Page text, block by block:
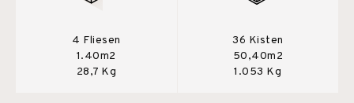
4 Fliesen
1.40m2
28,7 Kg
36 Kisten
50,40m2
1.053 Kg